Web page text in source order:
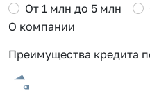
От 1 млн до 5 млн
О компании
Преимущества кредита